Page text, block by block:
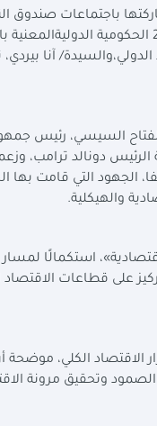
باجتماعات صندوق
الدوليين بواشنطن، بإلقاء كلمة جمهورية مصر العربية، بالاجتماعات الوزارية
آنا بيردي،
الفتاح السيسي، رئيس
دونالد ترامب،
الجهود التي قامت بها
والهيكلية.
استكمالًا لمسار
على قطاعات الاقتصاد
الاقتصاد الكلي، موضحة
أسهمت في تعزيز القدرة على الصمود